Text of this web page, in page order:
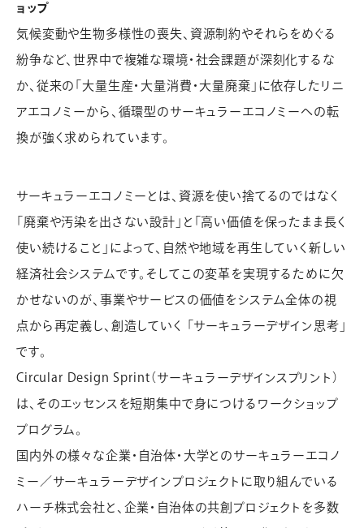
ョップ
気候変動や生物多様性の喪失、資源制約やそれらをめぐる
紛争など、世界中で複雑な環境・社会課題が深刻化するな
か、従来の「大量生産・大量消費・大量廃棄」に依存したリニ
アエコノミーから、循環型のサーキュラーエコノミーへの転
換が強く求められています。
サーキュラーエコノミーとは、資源を使い捨てるのではなく
「廃棄や汚染を出さない設計」と「高い価値を保ったまま長く
使い続けること」によって、自然や地域を再生していく新しい
経済社会システムです。そしてこの変革を実現するために欠
かせないのが、事業やサービスの価値をシステム全体の視
点から再定義し、創造していく 「サーキュラーデザイン思考」
です。
Circular Design Sprint（サーキュラーデザインスプリント）
は、そのエッセンスを短期集中で身につけるワークショップ
プログラム。
国内外の様々な企業・自治体・大学とのサーキュラーエコノ
ミー／サーキュラーデザインプロジェクトに取り組んでいる
ハーチ株式会社と、企業・自治体の共創プロジェクトを多数